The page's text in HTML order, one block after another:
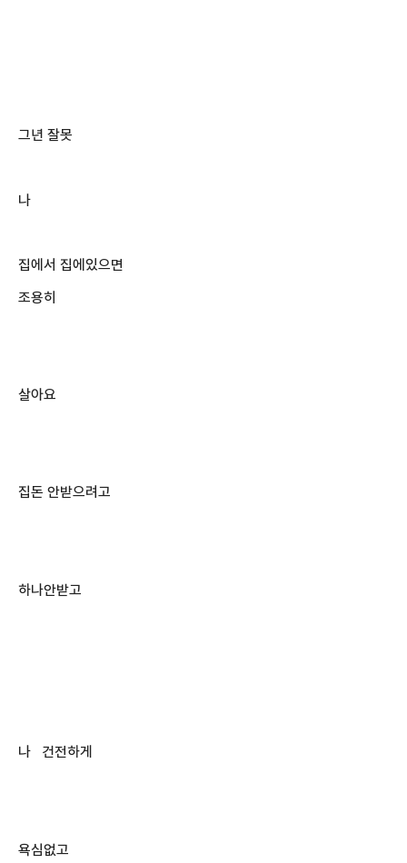
그년 잘못
나
집에서 집에있으면
조용히
살아요
집돈 안받으려고
하나안받고
나 건전하게
욕심없고